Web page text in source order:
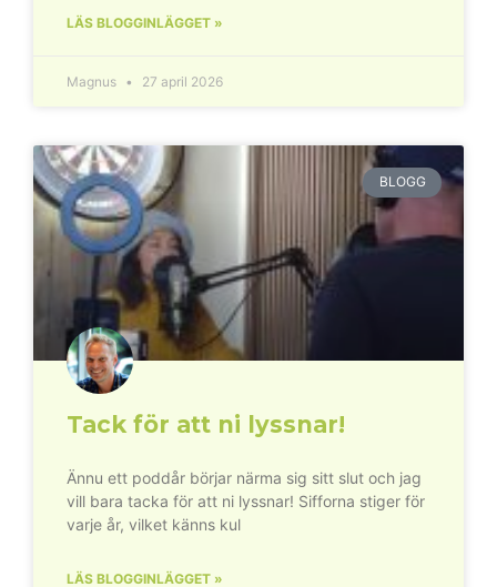
LÄS BLOGGINLÄGGET »
Magnus 27 april 2026
BLOGG
Tack för att ni lyssnar!
Ännu ett poddår börjar närma sig sitt slut och jag
vill bara tacka för att ni lyssnar! Sifforna stiger för
varje år, vilket känns kul
LÄS BLOGGINLÄGGET »